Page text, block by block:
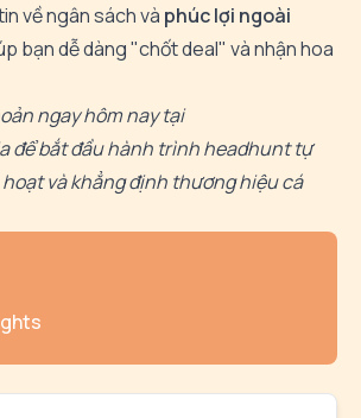
về ngân sách và phúc lợi ngoài
bạn dễ dàng "chốt deal" và nhận hoa
ngay hôm nay tại
để bắt đầu hành trình headhunt tự
và khẳng định thương hiệu cá